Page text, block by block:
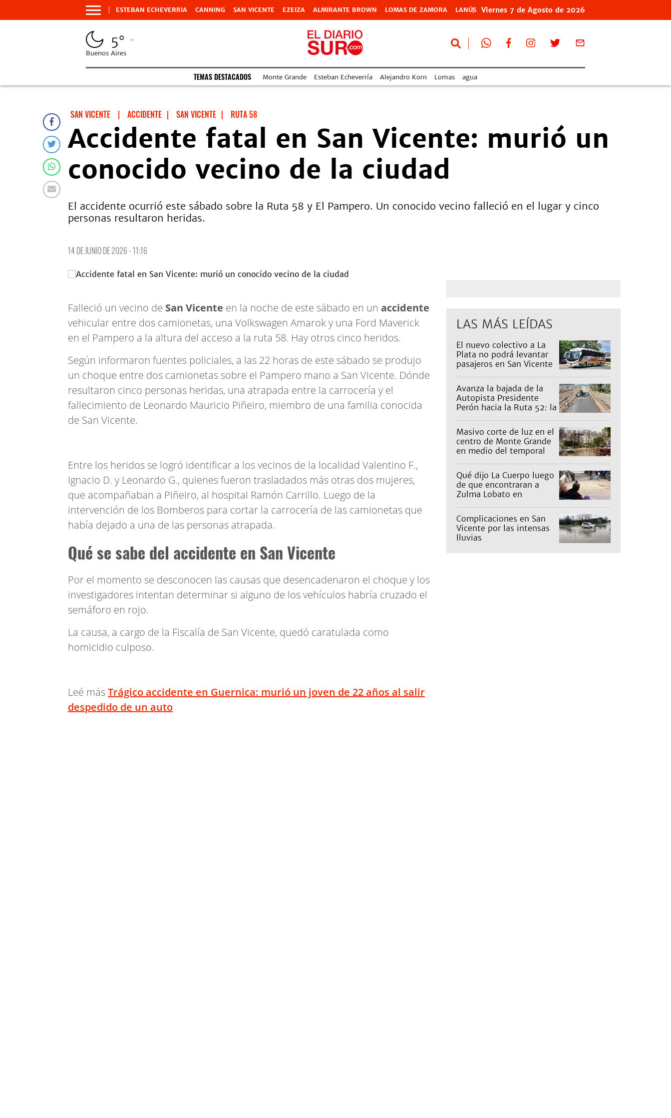
ESTEBAN ECHEVERRIA CANNING SAN VICENTE EZEIZA ALMIRANTE BROWN LOMAS DE ZAMORA LANÚS Viernes 7 de Agosto de 2026
5°
Buenos Aires
TEMAS DESTACADOS Monte Grande Esteban Echeverría Alejandro Korn Lomas agua
SAN VICENTE | ACCIDENTE | SAN VICENTE | RUTA 58
Accidente fatal en San Vicente: murió un
conocido vecino de la ciudad
El accidente ocurrió este sábado sobre la Ruta 58 y El Pampero. Un conocido vecino falleció en el lugar y cinco
personas resultaron heridas.
14 DE JUNIO DE 2026 - 11:16
Falleció un vecino de San Vicente en la noche de este sábado en un accidente
vehicular entre dos camionetas, una Volkswagen Amarok y una Ford Maverick
en el Pampero a la altura del acceso a la ruta 58. Hay otros cinco heridos.
Según informaron fuentes policiales, a las 22 horas de este sábado se produjo
un choque entre dos camionetas sobre el Pampero mano a San Vicente. Dónde
resultaron cinco personas heridas, una atrapada entre la carrocería y el
fallecimiento de Leonardo Mauricio Piñeiro, miembro de una familia conocida
de San Vicente.
Entre los heridos se logró identificar a los vecinos de la localidad Valentino F.,
Ignacio D. y Leonardo G., quienes fueron trasladados más otras dos mujeres,
que acompañaban a Piñeiro, al hospital Ramón Carrillo. Luego de la
intervención de los Bomberos para cortar la carrocería de las camionetas que
había dejado a una de las personas atrapada.
Qué se sabe del accidente en San Vicente
Por el momento se desconocen las causas que desencadenaron el choque y los
investigadores intentan determinar si alguno de los vehículos habría cruzado el
semáforo en rojo.
La causa, a cargo de la Fiscalía de San Vicente, quedó caratulada como
homicidio culposo.
Leé másTrágico accidente en Guernica: murió un joven de 22 años al salir
despedido de un auto
LAS MÁS LEÍDAS
El nuevo colectivo a La
Plata no podrá levantar
pasajeros en San Vicente
Avanza la bajada de la
Autopista Presidente
Perón hacia la Ruta 52: la
Masivo corte de luz en el
centro de Monte Grande
en medio del temporal
Qué dijo La Cuerpo luego
de que encontraran a
Zulma Lobato en
Complicaciones en San
Vicente por las intensas
lluvias